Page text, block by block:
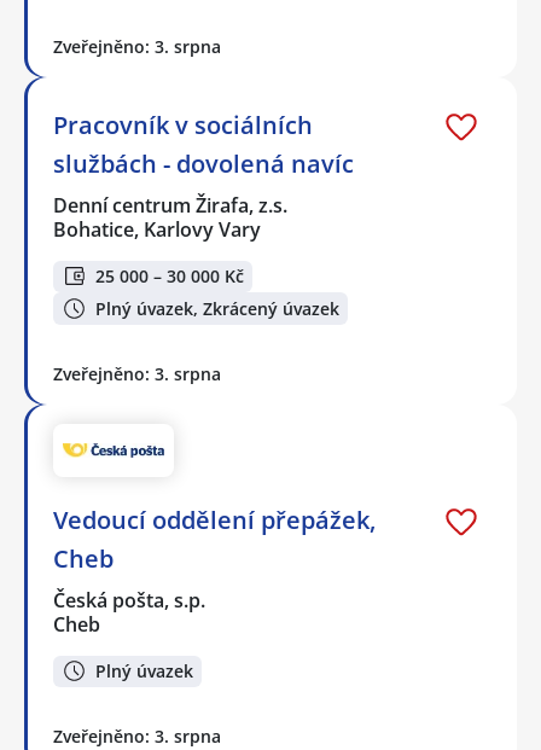
Zveřejněno: 3. srpna
Pracovník v sociálních
službách - dovolená navíc
Denní centrum Žirafa, z.s.
Bohatice, Karlovy Vary
25 000 – 30 000 Kč
Plný úvazek, Zkrácený úvazek
Zveřejněno: 3. srpna
Vedoucí oddělení přepážek,
Cheb
Česká pošta, s.p.
Cheb
Plný úvazek
Zveřejněno: 3. srpna